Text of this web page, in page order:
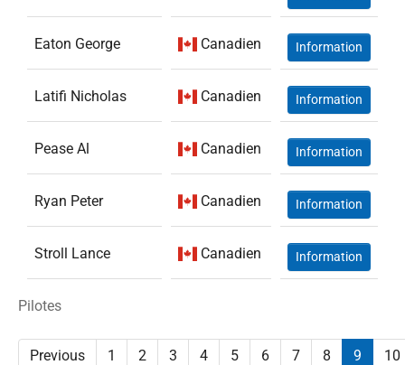
Pilotes
Eaton George Canadien Information
Latifi Nicholas Canadien Information
Pease Al Canadien Information
Ryan Peter Canadien Information
Stroll Lance Canadien Information
Previous 1 2 3 4 5 6 7 8 9 10